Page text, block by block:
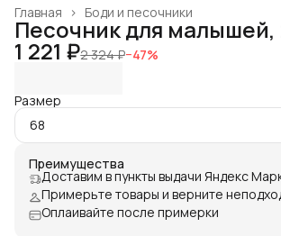
Боди и песочники
Главная ›
Песочник для малышей,
1 221 ₽2 324 ₽−47%
Размер
68
Преимущества
Доставим в пункты выдачи Яндекс
Примерьте товары и верните
Оплаивайте после примерки